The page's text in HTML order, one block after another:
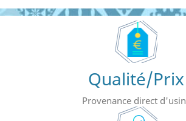
Qualité/Prix
Provenance direct